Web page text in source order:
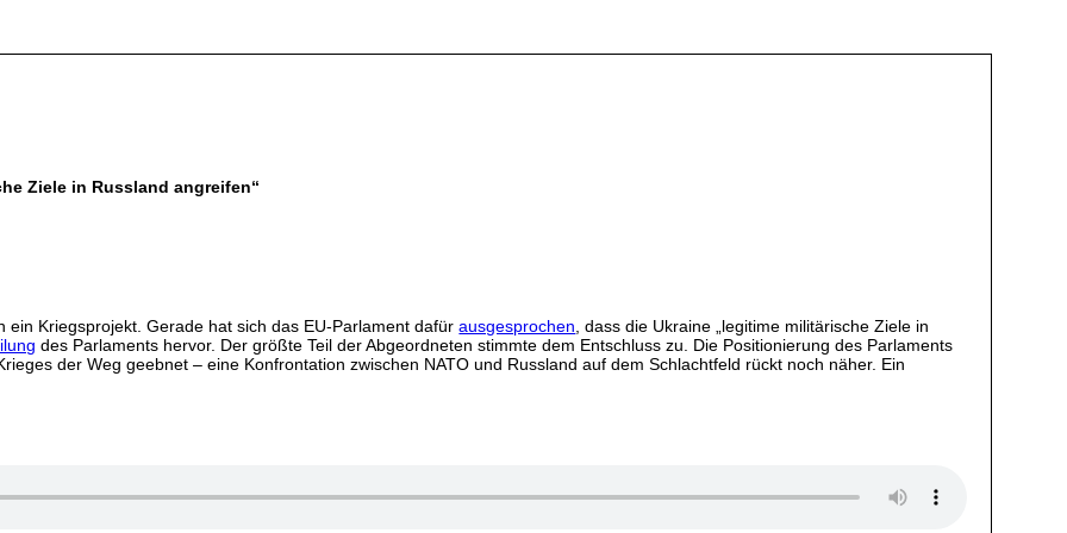
Ziele in Russland angreifen“
ein Kriegsprojekt. Gerade hat sich das EU-Parlament dafürausgesprochen , dass die Ukraine „legitime militärische Ziele in
des Parlaments hervor. Der größte Teil der Abgeordneten stimmte dem Entschluss zu. Die Positionierung des Parlaments
der Weg geebnet – eine Konfrontation zwischen NATO und Russland auf dem Schlachtfeld rückt noch näher. Ein